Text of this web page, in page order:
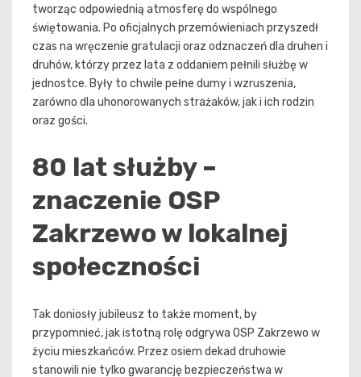
tworząc odpowiednią atmosferę do wspólnego
świętowania. Po oficjalnych przemówieniach przyszedł
czas na wręczenie gratulacji oraz odznaczeń dla druhen i
druhów, którzy przez lata z oddaniem pełnili służbę w
jednostce. Były to chwile pełne dumy i wzruszenia,
zarówno dla uhonorowanych strażaków, jak i ich rodzin
oraz gości.
80 lat służby –
znaczenie OSP
Zakrzewo w lokalnej
społeczności
Tak doniosły jubileusz to także moment, by
przypomnieć, jak istotną rolę odgrywa OSP Zakrzewo w
życiu mieszkańców. Przez osiem dekad druhowie
stanowili nie tylko gwarancję bezpieczeństwa w